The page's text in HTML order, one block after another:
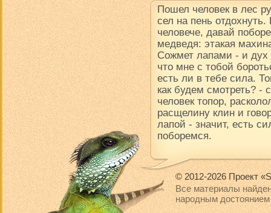
Пошел человек в лес
сел на пень
человече, давай
медведя: этакая
Сожмет лапами - и дух
что мне с тобой
есть ли в тебе сила.
как будем смотреть? -
человек топор,
расщелину клин и
лапой - значит, есть
поборемся.
© 2012-2026 Проект
Все материалы
народным достоянием